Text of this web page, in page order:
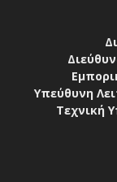
Υπεύθυνη
Τεχνική